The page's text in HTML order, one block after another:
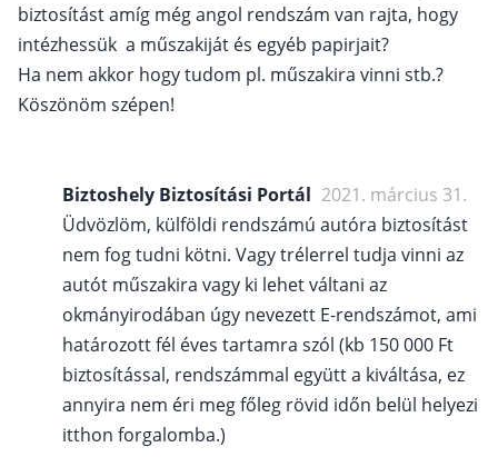
biztosítást amíg még angol rendszám van rajta, hogy
intézhessük a műszakiját és egyéb papirjait?
Ha nem akkor hogy tudom pl. műszakira vinni stb.?
Köszönöm szépen!
Biztoshely Biztosítási Portál 2021. március 31.
Üdvözlöm, külföldi rendszámú autóra biztosítást
nem fog tudni kötni. Vagy trélerrel tudja vinni az
autót műszakira vagy ki lehet váltani az
okmányirodában úgy nevezett E-rendszámot, ami
határozott fél éves tartamra szól (kb 150 000 Ft
biztosítással, rendszámmal együtt a kiváltása, ez
annyira nem éri meg főleg rövid időn belül helyezi
itthon forgalomba.)